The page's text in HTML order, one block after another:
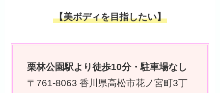
【美ボディを目指したい】
栗林公園駅より徒歩10分・駐車場なし
〒761-8063 香川県高松市花ノ宮町3丁